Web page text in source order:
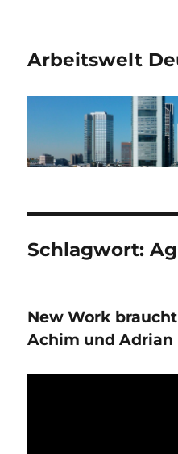
Arbeitswelt
Schlagwort:
New Work
Achim und Adrian